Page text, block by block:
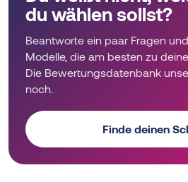
on
the
product
page
on
du wählen sollst?
Beantworte ein paar Fragen
Modelle, die am besten zu
Die Bewertungsdatenbank
noch.
Finde deinen